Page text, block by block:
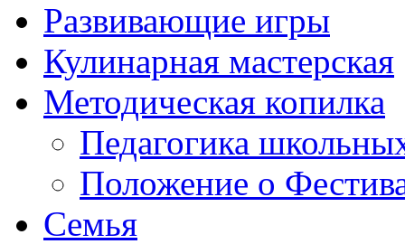
Развивающие игры
Кулинарная мастерская
Методическая копилка
Педагогика
Положение о
Семья